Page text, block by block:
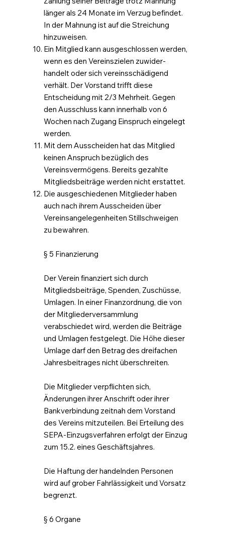
länger als 24 Monate im Verzug befindet.
In der Mahnung ist auf die Streichung
hinzuweisen.
Ein Mitglied kann ausgeschlossen werden,
wenn es den Vereinszielen zuwider-
handelt oder sich vereinsschädigend
verhält. Der Vorstand trifft diese
Entscheidung mit 2/3 Mehrheit. Gegen
den Ausschluss kann innerhalb von 6
Wochen nach Zugang Einspruch eingelegt
werden.
Mit dem Ausscheiden hat das Mitglied
keinen Anspruch bezüglich des
Vereinsvermögens. Bereits gezahlte
Mitgliedsbeiträge werden nicht erstattet.
Die ausgeschiedenen Mitglieder haben
auch nach ihrem Ausscheiden über
Vereinsangelegenheiten Stillschweigen
zu bewahren.
§ 5 Finanzierung
Der Verein finanziert sich durch
Mitgliedsbeiträge, Spenden, Zuschüsse,
Umlagen. In einer Finanzordnung, die von
der Mitgliederversammlung
verabschiedet wird, werden die Beiträge
und Umlagen festgelegt. Die Höhe dieser
Umlage darf den Betrag des dreifachen
Jahresbeitrages nicht überschreiten.
Die Mitglieder verpflichten sich,
Änderungen ihrer Anschrift oder ihrer
Bankverbindung zeitnah dem Vorstand
des Vereins mitzuteilen. Bei Erteilung des
SEPA-Einzugsverfahren erfolgt der Einzug
zum 15.2. eines Geschäftsjahres.
Die Haftung der handelnden Personen
wird auf grober Fahrlässigkeit und Vorsatz
begrenzt.
§ 6 Organe